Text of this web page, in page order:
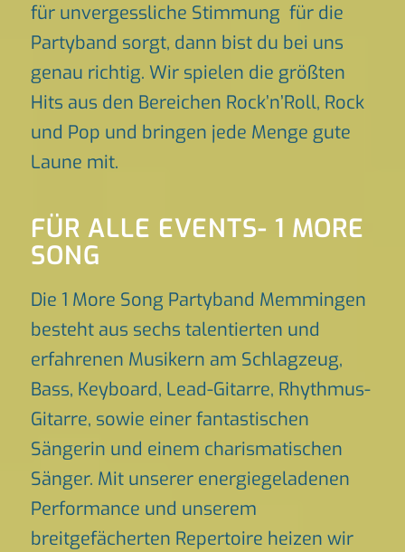
für unvergessliche Stimmung für die
Partyband sorgt, dann bist du bei uns
genau richtig. Wir spielen die größten
Hits aus den Bereichen Rock’n’Roll, Rock
und Pop und bringen jede Menge gute
Laune mit.
FÜR ALLE EVENTS- 1 MORE
SONG
Die 1 More Song Partyband Memmingen
besteht aus sechs talentierten und
erfahrenen Musikern am Schlagzeug,
Bass, Keyboard, Lead-Gitarre, Rhythmus-
Gitarre, sowie einer fantastischen
Sängerin und einem charismatischen
Sänger. Mit unserer energiegeladenen
Performance und unserem
breitgefächerten Repertoire heizen wir